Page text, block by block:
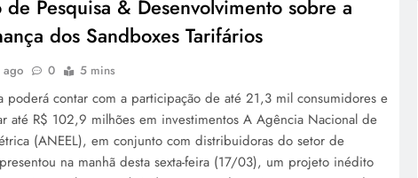
Pesquisa & Desenvolvimento sobre a
dos Sandboxes Tarifários
ago 0 5 mins
poderá contar com a participação de até 21,3 mil consumidores e
até R$ 102,9 milhões em investimentos A Agência Nacional de
(ANEEL), em conjunto com distribuidoras do setor de
na manhã desta sexta-feira (17/03), um projeto inédito